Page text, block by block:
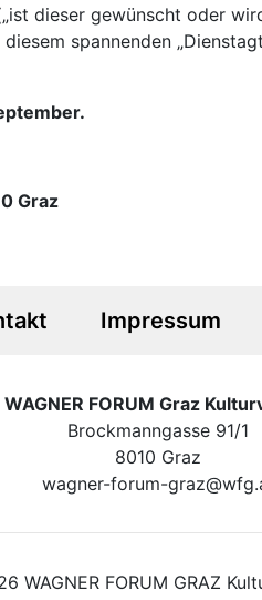
dieser gewünscht oder
spannenden
Graz
Impressum
WAGNER FORUM Graz
Brockmanngasse 91/1
8010 Graz
wagner-forum-
WAGNER FORUM GRAZ